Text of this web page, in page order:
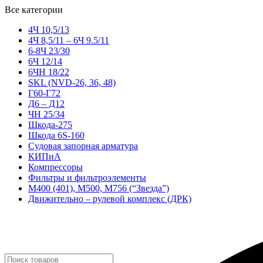
Все категории
4Ч 10,5/13
4Ч 8,5/11 – 6Ч 9.5/11
6-8Ч 23/30
6Ч 12/14
6ЧН 18/22
SKL (NVD-26, 36, 48)
Г60-Г72
Д6 – Д12
ЧН 25/34
Шкода-275
Шкода 6S-160
Судовая запорная арматура
КИПиА
Компрессоры
Фильтры и фильтроэлементы
М400 (401), М500, М756 (“Звезда”)
Движительно – рулевой комплекс (ДРК)